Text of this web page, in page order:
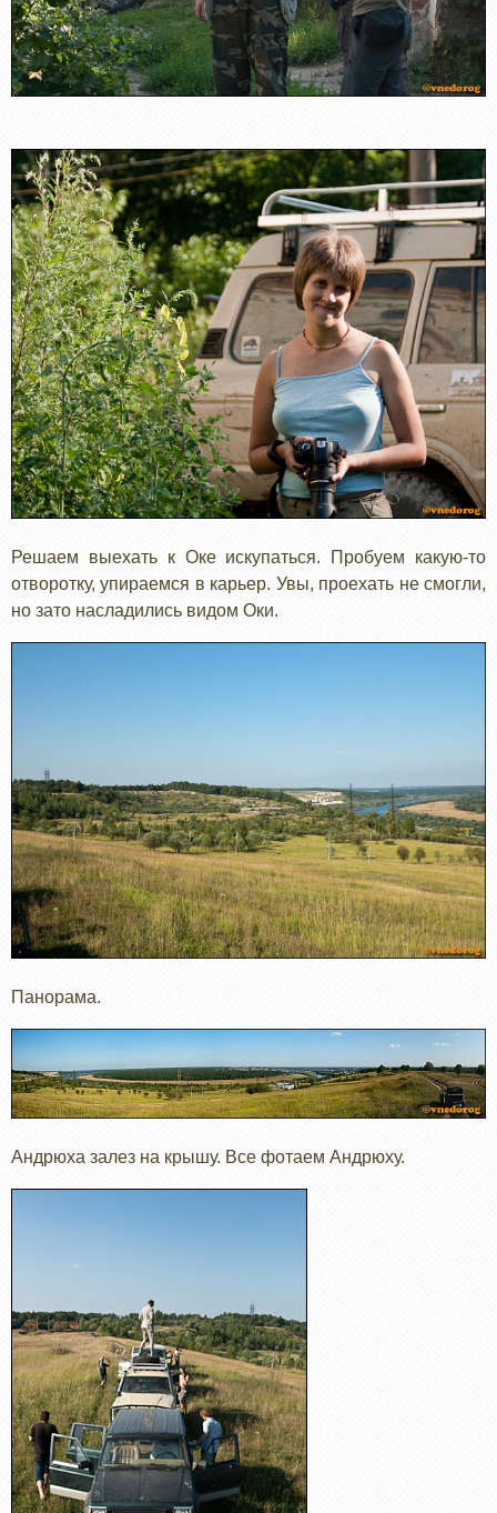
Решаем выехать к Оке искупаться. Пробуем какую-то
отворотку, упираемся в карьер. Увы, проехать не смогли,
но зато насладились видом Оки.
Панорама.
Андрюха залез на крышу. Все фотаем Андрюху.